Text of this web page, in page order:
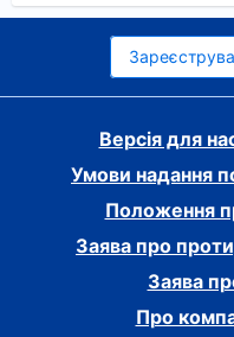
Версія для
Умови надання
Положення
Заява про
Заява
Про